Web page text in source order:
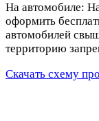
На автомобиле:
оформить
автомобилей
территорию
Скачать схему